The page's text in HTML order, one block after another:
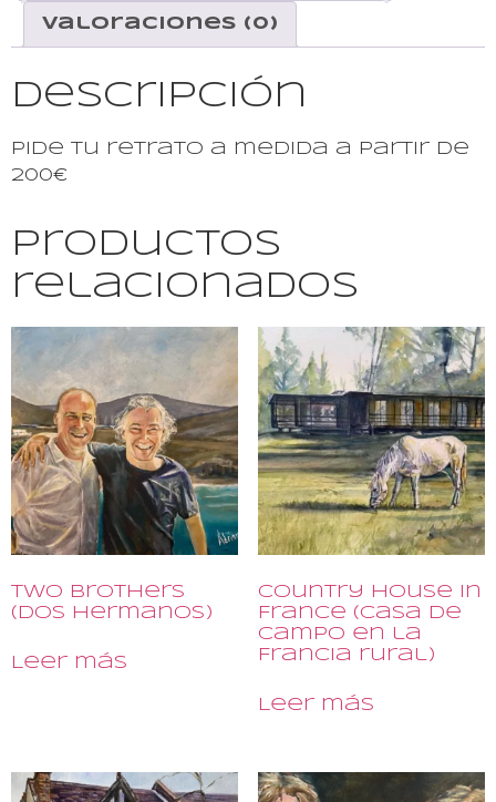
Valoraciones (0)
Descripción
Pide tu retrato a medida a partir de
200€
Productos
relacionados
Two Brothers
(Dos Hermanos)
Leer más
Country House in
France (Casa de
campo en la
Francia rural)
Leer más